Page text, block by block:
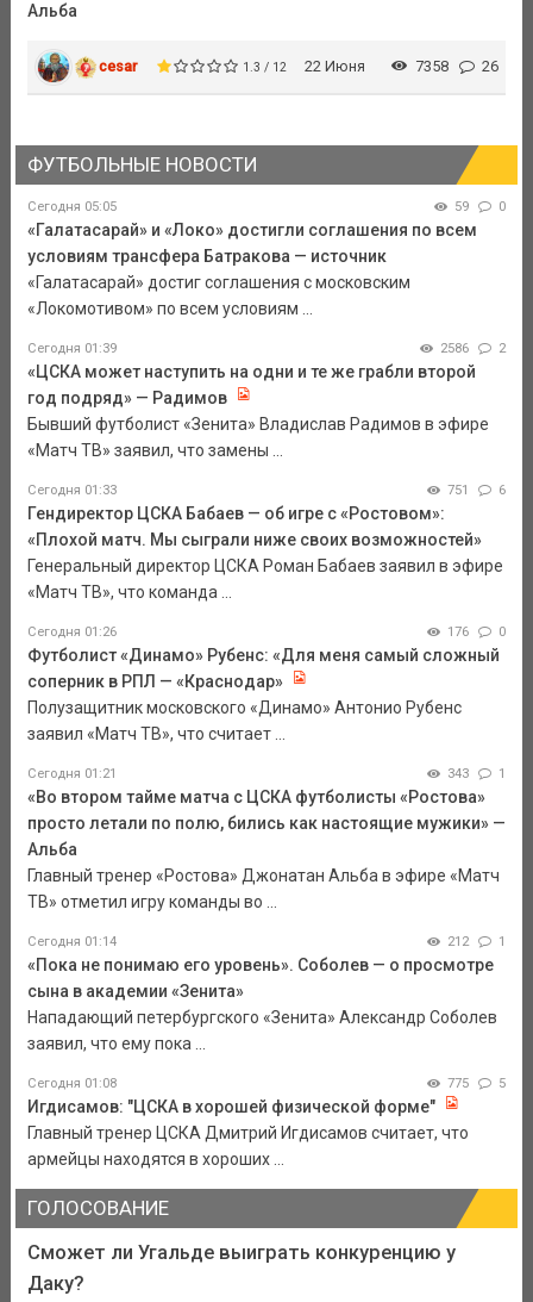
Альба
cesar 1.3 / 12 22 Июня 7358 26
ФУТБОЛЬНЫЕ НОВОСТИ
Сегодня 05:05 59 0
«Галатасарай» и «Локо» достигли соглашения по всем
условиям трансфера Батракова — источник
«Галатасарай» достиг соглашения с московским
«Локомотивом» по всем условиям ...
Сегодня 01:39 2586 2
«ЦСКА может наступить на одни и те же грабли второй
год подряд» — Радимов
Бывший футболист «Зенита» Владислав Радимов в эфире
«Матч ТВ» заявил, что замены ...
Сегодня 01:33 751 6
Гендиректор ЦСКА Бабаев — об игре с «Ростовом»:
«Плохой матч. Мы сыграли ниже своих возможностей»
Генеральный директор ЦСКА Роман Бабаев заявил в эфире
«Матч ТВ», что команда ...
Сегодня 01:26 176 0
Футболист «Динамо» Рубенс: «Для меня самый сложный
соперник в РПЛ — «Краснодар»
Полузащитник московского «Динамо» Антонио Рубенс
заявил «Матч ТВ», что считает ...
Сегодня 01:21 343 1
«Во втором тайме матча с ЦСКА футболисты «Ростова»
просто летали по полю, бились как настоящие мужики» —
Альба
Главный тренер «Ростова» Джонатан Альба в эфире «Матч
ТВ» отметил игру команды во ...
Сегодня 01:14 212 1
«Пока не понимаю его уровень». Соболев — о просмотре
сына в академии «Зенита»
Нападающий петербургского «Зенита» Александр Соболев
заявил, что ему пока ...
Сегодня 01:08 775 5
Игдисамов: "ЦСКА в хорошей физической форме"
Главный тренер ЦСКА Дмитрий Игдисамов считает, что
армейцы находятся в хороших ...
ГОЛОСОВАНИЕ
Сможет ли Угальде выиграть конкуренцию у
Даку?